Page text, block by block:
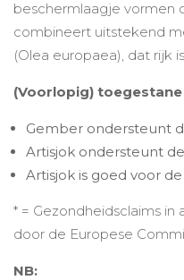
beschermlaagje vormen
combineert uitstekend
(Olea europaea), dat rijk
(Voorlopig)
Gember ondersteunt
Artisjok ondersteunt
Artisjok is goed voor
* = Gezondheidsclaims
door de Europese
NB: